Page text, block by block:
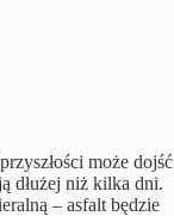
może dojść
dłużej niż kilka dni.
– asfalt będzie